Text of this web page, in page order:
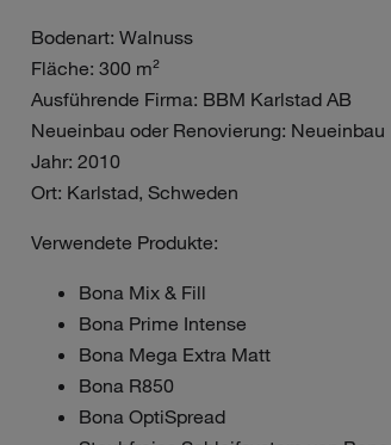
Bodenart: Walnuss
Fläche: 300 m²
Ausführende Firma: BBM Karlstad AB
Neueinbau oder Renovierung: Neueinbau
Jahr: 2010
Ort: Karlstad, Schweden
Verwendete Produkte:
Bona Mix & Fill
Bona Prime Intense
Bona Mega Extra Matt
Bona R850
Bona OptiSpread